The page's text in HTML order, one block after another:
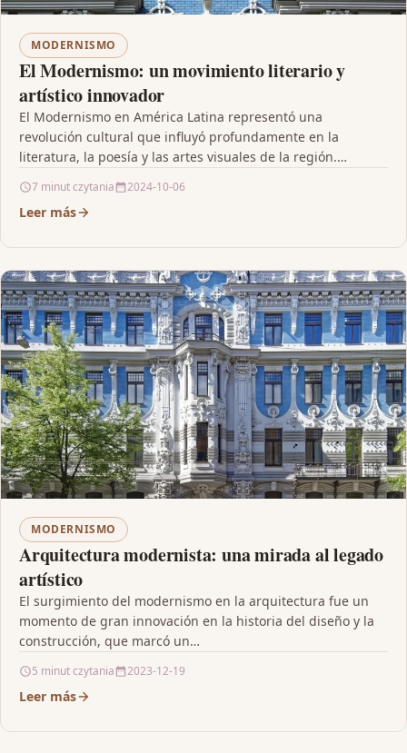
MODERNISMO
El Modernismo: un movimiento literario y
artístico innovador
El Modernismo en América Latina representó una
revolución cultural que influyó profundamente en la
literatura, la poesía y las artes visuales de la región.…
7 minut czytania 2024-10-06
Leer más
MODERNISMO
Arquitectura modernista: una mirada al legado
artístico
El surgimiento del modernismo en la arquitectura fue un
momento de gran innovación en la historia del diseño y la
construcción, que marcó un…
5 minut czytania 2023-12-19
Leer más